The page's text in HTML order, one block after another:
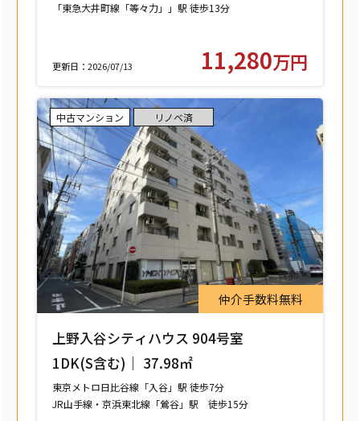
「東急大井町線「等々力」」駅 徒歩13分
更新日：2026/07/13 11,280万円
仲介手数料無料
中古マンション リノベ済
上野入谷シティハウス 904号室
1DK(S含む)｜ 37.98㎡
東京メトロ日比谷線「入谷」駅 徒歩7分
JR山手線・京浜東北線「鶯谷」駅 徒歩15分